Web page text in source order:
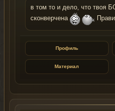
в том то и дело, что твоя
сконверчена
Профиль
Материал